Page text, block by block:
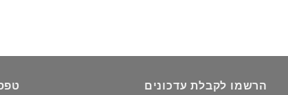
הרשמו לקבלת עדכונים